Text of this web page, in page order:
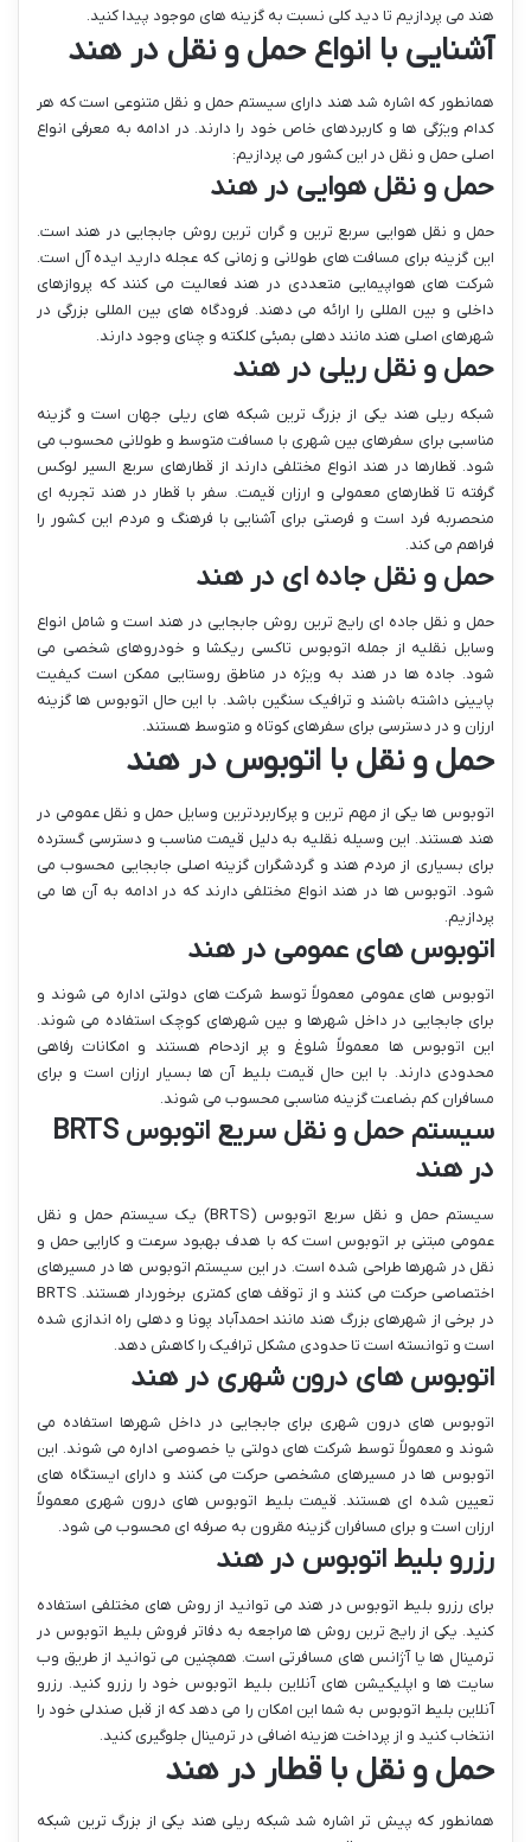
هند می پردازیم تا دید کلی نسبت به گزینه های موجود پیدا کنید.
آشنایی با انواع حمل و نقل در هند
همانطور که اشاره شد هند دارای سیستم حمل و نقل متنوعی است که هر
کدام ویژگی ها و کاربردهای خاص خود را دارند. در ادامه به معرفی انواع
اصلی حمل و نقل در این کشور می پردازیم:
حمل و نقل هوایی در هند
حمل و نقل هوایی سریع ترین و گران ترین روش جابجایی در هند است.
این گزینه برای مسافت های طولانی و زمانی که عجله دارید ایده آل است.
شرکت های هواپیمایی متعددی در هند فعالیت می کنند که پروازهای
داخلی و بین المللی را ارائه می دهند. فرودگاه های بین المللی بزرگی در
شهرهای اصلی هند مانند دهلی بمبئی کلکته و چنای وجود دارند.
حمل و نقل ریلی در هند
شبکه ریلی هند یکی از بزرگ ترین شبکه های ریلی جهان است و گزینه
مناسبی برای سفرهای بین شهری با مسافت متوسط و طولانی محسوب می
شود. قطارها در هند انواع مختلفی دارند از قطارهای سریع السیر لوکس
گرفته تا قطارهای معمولی و ارزان قیمت. سفر با قطار در هند تجربه ای
منحصربه فرد است و فرصتی برای آشنایی با فرهنگ و مردم این کشور را
فراهم می کند.
حمل و نقل جاده ای در هند
حمل و نقل جاده ای رایج ترین روش جابجایی در هند است و شامل انواع
وسایل نقلیه از جمله اتوبوس تاکسی ریکشا و خودروهای شخصی می
شود. جاده ها در هند به ویژه در مناطق روستایی ممکن است کیفیت
پایینی داشته باشند و ترافیک سنگین باشد. با این حال اتوبوس ها گزینه
ارزان و در دسترسی برای سفرهای کوتاه و متوسط هستند.
حمل و نقل با اتوبوس در هند
اتوبوس ها یکی از مهم ترین و پرکاربردترین وسایل حمل و نقل عمومی در
هند هستند. این وسیله نقلیه به دلیل قیمت مناسب و دسترسی گسترده
برای بسیاری از مردم هند و گردشگران گزینه اصلی جابجایی محسوب می
شود. اتوبوس ها در هند انواع مختلفی دارند که در ادامه به آن ها می
پردازیم.
اتوبوس های عمومی در هند
اتوبوس های عمومی معمولاً توسط شرکت های دولتی اداره می شوند و
برای جابجایی در داخل شهرها و بین شهرهای کوچک استفاده می شوند.
این اتوبوس ها معمولاً شلوغ و پر ازدحام هستند و امکانات رفاهی
محدودی دارند. با این حال قیمت بلیط آن ها بسیار ارزان است و برای
مسافران کم بضاعت گزینه مناسبی محسوب می شوند.
سیستم حمل و نقل سریع اتوبوس BRTS
در هند
سیستم حمل و نقل سریع اتوبوس (BRTS) یک سیستم حمل و نقل
عمومی مبتنی بر اتوبوس است که با هدف بهبود سرعت و کارایی حمل و
نقل در شهرها طراحی شده است. در این سیستم اتوبوس ها در مسیرهای
اختصاصی حرکت می کنند و از توقف های کمتری برخوردار هستند. BRTS
در برخی از شهرهای بزرگ هند مانند احمدآباد پونا و دهلی راه اندازی شده
است و توانسته است تا حدودی مشکل ترافیک را کاهش دهد.
اتوبوس های درون شهری در هند
اتوبوس های درون شهری برای جابجایی در داخل شهرها استفاده می
شوند و معمولاً توسط شرکت های دولتی یا خصوصی اداره می شوند. این
اتوبوس ها در مسیرهای مشخصی حرکت می کنند و دارای ایستگاه های
تعیین شده ای هستند. قیمت بلیط اتوبوس های درون شهری معمولاً
ارزان است و برای مسافران گزینه مقرون به صرفه ای محسوب می شود.
رزرو بلیط اتوبوس در هند
برای رزرو بلیط اتوبوس در هند می توانید از روش های مختلفی استفاده
کنید. یکی از رایج ترین روش ها مراجعه به دفاتر فروش بلیط اتوبوس در
ترمینال ها یا آژانس های مسافرتی است. همچنین می توانید از طریق وب
سایت ها و اپلیکیشن های آنلاین بلیط اتوبوس خود را رزرو کنید. رزرو
آنلاین بلیط اتوبوس به شما این امکان را می دهد که از قبل صندلی خود را
انتخاب کنید و از پرداخت هزینه اضافی در ترمینال جلوگیری کنید.
حمل و نقل با قطار در هند
همانطور که پیش تر اشاره شد شبکه ریلی هند یکی از بزرگ ترین شبکه